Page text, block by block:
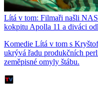
Lítá v tom: Filmaři našli
kokpitu Apolla 11 a diváci
Komedie Lítá v tom s
ukrývá řadu produkčních
zeměpisné omyly štábu.